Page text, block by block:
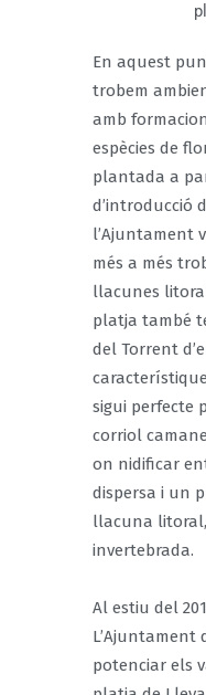
En aquest
trobem
amb
espècies de
plantada a
d’introducció
l’Ajuntament
més a més
llacunes
platja també
del Torrent
sigui perfecte
corriol
on nidificar
dispersa i un
llacuna
invertebrada.
Al estiu del
L’Ajuntament
potenciar els